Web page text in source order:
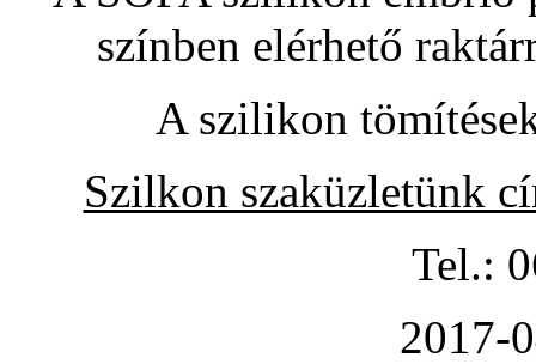
színben elérhető
A szilikon
Szilkon szaküzletünk
Tel.:
2017-